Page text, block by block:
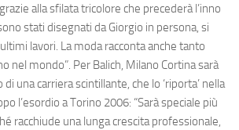
alla sfilata tricolore che precederà l’inno
stati disegnati da Giorgio in persona, si
lavori. La moda racconta anche tanto
nel mondo”. Per Balich, Milano Cortina sarà
di una carriera scintillante, che lo ‘riporta’ nella
l’esordio a Torino 2006: “Sarà speciale più
racchiude una lunga crescita professionale,